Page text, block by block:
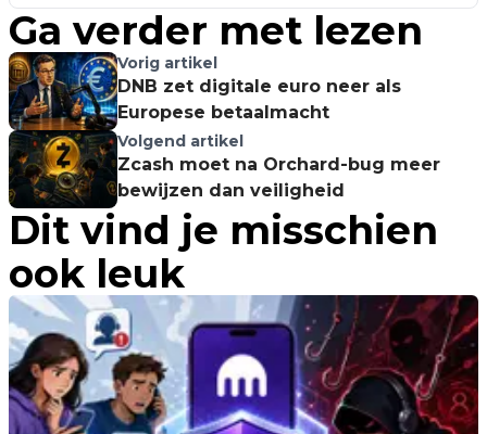
Ga verder met lezen
Vorig artikel
DNB zet digitale euro neer als
Europese betaalmacht
Volgend artikel
Zcash moet na Orchard-bug meer
bewijzen dan veiligheid
Dit vind je misschien
ook leuk